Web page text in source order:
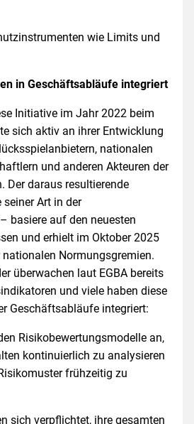
wie Limits und
in Geschäftsabläufe integriert
Initiative im Jahr 2022 beim
sich aktiv an ihrer Entwicklung
nationalen
und anderen Akteuren der
Der daraus resultierende
Art in der
basiere auf den neuesten
und erhielt im Oktober 2025
Normungsgremien.
überwachen laut EGBA bereits
und viele haben diese
Geschäftsabläufe integriert:
Risikobewertungsmodelle an,
kontinuierlich zu analysieren
frühzeitig zu
sich verpflichtet, ihre gesamten